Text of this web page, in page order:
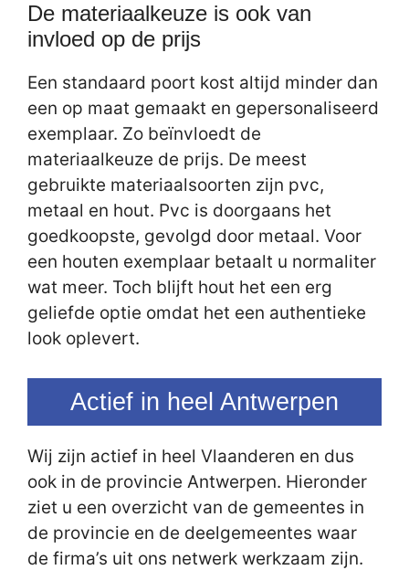
De materiaalkeuze is ook van
invloed op de prijs
Een standaard poort kost altijd minder dan
een op maat gemaakt en gepersonaliseerd
exemplaar. Zo beïnvloedt de
materiaalkeuze de prijs. De meest
gebruikte materiaalsoorten zijn pvc,
metaal en hout. Pvc is doorgaans het
goedkoopste, gevolgd door metaal. Voor
een houten exemplaar betaalt u normaliter
wat meer. Toch blijft hout het een erg
geliefde optie omdat het een authentieke
look oplevert.
Actief in heel Antwerpen
Wij zijn actief in heel Vlaanderen en dus
ook in de provincie Antwerpen. Hieronder
ziet u een overzicht van de gemeentes in
de provincie en de deelgemeentes waar
de firma’s uit ons netwerk werkzaam zijn.